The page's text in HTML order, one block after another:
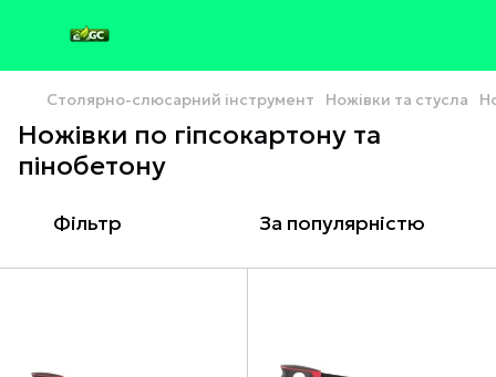
Столярно-слюсарний інструмент Ножівки та стусла
Ножівки по гіпсокартону та
пінобетону
Фільтр За популярністю